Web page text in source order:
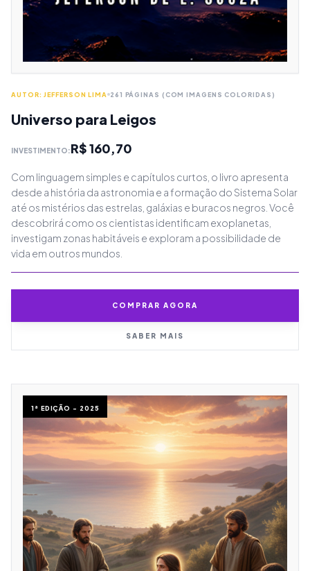
AUTOR: JEFFERSON LIMA 261 PÁGINAS (COM IMAGENS COLORIDAS)
Universo para Leigos
INVESTIMENTO:R$ 160,70
Com linguagem simples e capítulos curtos, o livro apresenta
desde a história da astronomia e a formação do Sistema Solar
até os mistérios das estrelas, galáxias e buracos negros. Você
descobrirá como os cientistas identificam exoplanetas,
investigam zonas habitáveis e exploram a possibilidade de
vida em outros mundos.
COMPRAR AGORA
SABER MAIS
1ª EDIÇÃO - 2025